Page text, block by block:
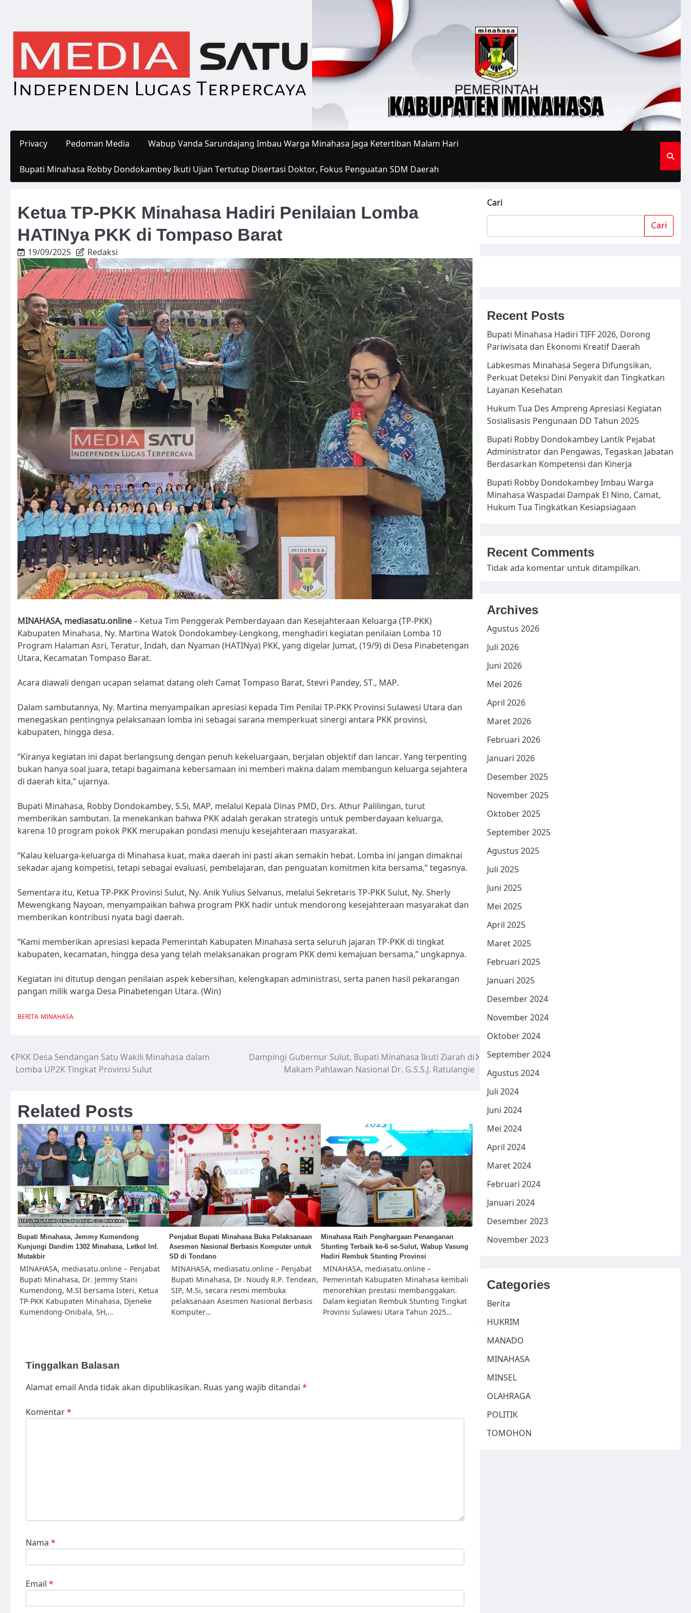
content
Privacy Pedoman Media Wabup Vanda Sarundajang Imbau Warga Minahasa Jaga Ketertiban Malam Hari
Bupati Minahasa Robby Dondokambey Ikuti Ujian Tertutup Disertasi Doktor, Fokus Penguatan SDM Daerah
Ketua TP-PKK Minahasa Hadiri Penilaian Lomba
HATINya PKK di Tompaso Barat
19/09/2025 Redaksi
MINAHASA, mediasatu.online– Ketua Tim Penggerak Pemberdayaan dan Kesejahteraan Keluarga (TP-PKK)
Kabupaten Minahasa, Ny. Martina Watok Dondokambey-Lengkong, menghadiri kegiatan penilaian Lomba 10
Program Halaman Asri, Teratur, Indah, dan Nyaman (HATINya) PKK, yang digelar Jumat, (19/9) di Desa Pinabetengan
Utara, Kecamatan Tompaso Barat.
Acara diawali dengan ucapan selamat datang oleh Camat Tompaso Barat, Stevri Pandey, ST., MAP.
Dalam sambutannya, Ny. Martina menyampaikan apresiasi kepada Tim Penilai TP-PKK Provinsi Sulawesi Utara dan
menegaskan pentingnya pelaksanaan lomba ini sebagai sarana memperkuat sinergi antara PKK provinsi,
kabupaten, hingga desa.
“Kiranya kegiatan ini dapat berlangsung dengan penuh kekeluargaan, berjalan objektif dan lancar. Yang terpenting
bukan hanya soal juara, tetapi bagaimana kebersamaan ini memberi makna dalam membangun keluarga sejahtera
di daerah kita,” ujarnya.
Bupati Minahasa, Robby Dondokambey, S.Si, MAP, melalui Kepala Dinas PMD, Drs. Athur Palilingan, turut
memberikan sambutan. Ia menekankan bahwa PKK adalah gerakan strategis untuk pemberdayaan keluarga,
karena 10 program pokok PKK merupakan pondasi menuju kesejahteraan masyarakat.
“Kalau keluarga-keluarga di Minahasa kuat, maka daerah ini pasti akan semakin hebat. Lomba ini jangan dimaknai
sekadar ajang kompetisi, tetapi sebagai evaluasi, pembelajaran, dan penguatan komitmen kita bersama,” tegasnya.
Sementara itu, Ketua TP-PKK Provinsi Sulut, Ny. Anik Yulius Selvanus, melalui Sekretaris TP-PKK Sulut, Ny. Sherly
Mewengkang Nayoan, menyampaikan bahwa program PKK hadir untuk mendorong kesejahteraan masyarakat dan
memberikan kontribusi nyata bagi daerah.
“Kami memberikan apresiasi kepada Pemerintah Kabupaten Minahasa serta seluruh jajaran TP-PKK di tingkat
kabupaten, kecamatan, hingga desa yang telah melaksanakan program PKK demi kemajuan bersama,” ungkapnya.
Kegiatan ini ditutup dengan penilaian aspek kebersihan, kelengkapan administrasi, serta panen hasil pekarangan
pangan milik warga Desa Pinabetengan Utara. (Win)
BERITA MINAHASA
Navigasi
PKK Desa Sendangan Satu Wakili Minahasa dalam
Lomba UP2K Tingkat Provinsi Sulut
Dampingi Gubernur Sulut, Bupati Minahasa Ikuti Ziarah di
Makam Pahlawan Nasional Dr. G.S.S.J. Ratulangie
Related Posts
Bupati Minahasa, Jemmy Kumendong
Kunjungi Dandim 1302 Minahasa, Letkol Inf.
Mutakbir
MINAHASA, mediasatu.online – Penjabat
Bupati Minahasa, Dr. Jemmy Stani
Kumendong, M.SI bersama Isteri, Ketua
TP-PKK Kabupaten Minahasa, Djeneke
Kumendong-Onibala, SH,…
Penjabat Bupati Minahasa Buka Pelaksanaan
Asesmen Nasional Berbasis Komputer untuk
SD di Tondano
MINAHASA, mediasatu.online – Penjabat
Bupati Minahasa, Dr. Noudy R.P. Tendean,
SIP, M.Si, secara resmi membuka
pelaksanaan Asesmen Nasional Berbasis
Komputer…
Minahasa Raih Penghargaan Penanganan
Stunting Terbaik ke-6 se-Sulut, Wabup Vasung
Hadiri Rembuk Stunting Provinsi
MINAHASA, mediasatu.online –
Pemerintah Kabupaten Minahasa kembali
menorehkan prestasi membanggakan.
Dalam kegiatan Rembuk Stunting Tingkat
Provinsi Sulawesi Utara Tahun 2025…
Tinggalkan Balasan
Alamat email Anda tidak akan dipublikasikan. Ruas yang wajib ditandai *
Komentar*
Nama *
Email *
Cari
Cari
Recent Posts
Bupati Minahasa Hadiri TIFF 2026, Dorong
Pariwisata dan Ekonomi Kreatif Daerah
Labkesmas Minahasa Segera Difungsikan,
Perkuat Deteksi Dini Penyakit dan Tingkatkan
Layanan Kesehatan
Hukum Tua Des Ampreng Apresiasi Kegiatan
Sosialisasis Pengunaan DD Tahun 2025
Bupati Robby Dondokambey Lantik Pejabat
Administrator dan Pengawas, Tegaskan Jabatan
Berdasarkan Kompetensi dan Kinerja
Bupati Robby Dondokambey Imbau Warga
Minahasa Waspadai Dampak El Nino, Camat,
Hukum Tua Tingkatkan Kesiapsiagaan
Recent Comments
Tidak ada komentar untuk ditampilkan.
Archives
Agustus 2026
Juli 2026
Juni 2026
Mei 2026
April 2026
Maret 2026
Februari 2026
Januari 2026
Desember 2025
November 2025
Oktober 2025
September 2025
Agustus 2025
Juli 2025
Juni 2025
Mei 2025
April 2025
Maret 2025
Februari 2025
Januari 2025
Desember 2024
November 2024
Oktober 2024
September 2024
Agustus 2024
Juli 2024
Juni 2024
Mei 2024
April 2024
Maret 2024
Februari 2024
Januari 2024
Desember 2023
November 2023
Categories
Berita
HUKRIM
MANADO
MINAHASA
MINSEL
OLAHRAGA
POLITIK
TOMOHON